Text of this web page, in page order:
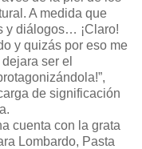
A medida que
y diálogos… ¡Claro!
y quizás por eso me
ser el
de significación
cuenta con la grata
Lombardo, Pasta